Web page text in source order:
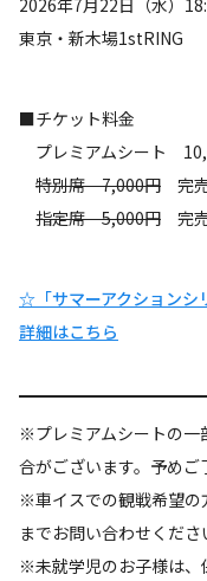
2026年7月22日（水）
東京・新木場1stRING
■チケット料金
プレミアムシート
特別席 7,000円 完
指定席 5,000円 完
☆「サマーアクションシ
詳細はこちら
※プレミアムシートの一
合がございます。予めご
※車イスでの観戦希望の
までお問い合わせくださ
※未就学児のお子様は、